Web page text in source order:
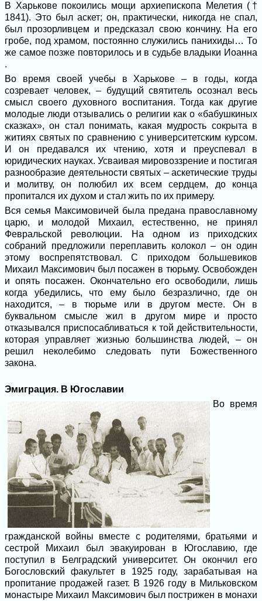
В Харькове покоились мощи архиепископа Мелетия (†
1841). Это был аскет; он, практически, никогда не спал,
был прозорливцем и предсказал свою кончину. На его
гробе, под храмом, постоянно служились панихиды… То
же самое позже повторилось и в судьбе владыки Иоанна
.
Во время своей учебы в Харькове – в годы, когда
созревает человек, – будущий святитель осознал весь
смысл своего духовного воспитания. Тогда как другие
молодые люди отзывались о религии как о «бабушкиных
сказках», он стал понимать, какая мудрость сокрыта в
житиях святых по сравнению с университетским курсом.
И он предавался их чтению, хотя и преуспевал в
юридических науках. Усваивая мировоззрение и постигая
разнообразие деятельности святых – аскетические труды
и молитву, он полюбил их всем сердцем, до конца
пропитался их духом и стал жить по их примеру.
Вся семья Максимовичей была предана православному
царю, и молодой Михаил, естественно, не принял
Февральской революции. На одном из приходских
собраний предложили переплавить колокол – он один
этому воспрепятствовал. С приходом большевиков
Михаил Максимович был посажен в тюрьму. Освобожден
и опять посажен. Окончательно его освободили, лишь
когда убедились, что ему было безразлично, где он
находится, – в тюрьме или в другом месте. Он в
буквальном смысле жил в другом мире и просто
отказывался приспосабливаться к той действительности,
которая управляет жизнью большинства людей, – он
решил неколебимо следовать пути Божественного
закона.
Эмиграция. В Югославии
Во время
гражданской войны вместе с родителями, братьями и
сестрой Михаил был эвакуирован в Югославию, где
поступил в Белградский университет. Он окончил его
Богословский факультет в 1925 году, зарабатывая на
пропитание продажей газет. В 1926 году в Мильковском
монастыре Михаил Максимович был пострижен в монахи